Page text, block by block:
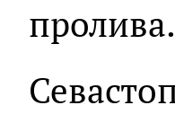
пролива.